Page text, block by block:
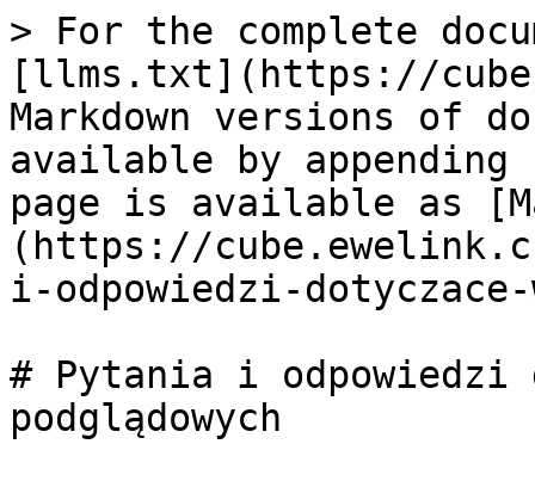
> For the complete
[llms.txt](https://
Markdown versions of
available by
page is available as
(https://
i-odpowiedzi-
# Pytania i odpowiedzi
podglądowych